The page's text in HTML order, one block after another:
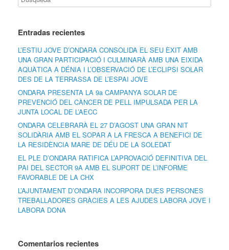
Entradas recientes
L’ESTIU JOVE D’ONDARA CONSOLIDA EL SEU ÈXIT AMB
UNA GRAN PARTICIPACIÓ I CULMINARÀ AMB UNA EIXIDA
AQUÀTICA A DÉNIA I L’OBSERVACIÓ DE L’ECLIPSI SOLAR
DES DE LA TERRASSA DE L’ESPAI JOVE
ONDARA PRESENTA LA 9a CAMPANYA SOLAR DE
PREVENCIÓ DEL CÀNCER DE PELL IMPULSADA PER LA
JUNTA LOCAL DE L’AECC
ONDARA CELEBRARÀ EL 27 D’AGOST UNA GRAN NIT
SOLIDÀRIA AMB EL SOPAR A LA FRESCA A BENEFICI DE
LA RESIDÈNCIA MARE DE DÉU DE LA SOLEDAT
EL PLE D’ONDARA RATIFICA L’APROVACIÓ DEFINITIVA DEL
PAI DEL SECTOR 9A AMB EL SUPORT DE L’INFORME
FAVORABLE DE LA CHX
L’AJUNTAMENT D’ONDARA INCORPORA DUES PERSONES
TREBALLADORES GRÀCIES A LES AJUDES LABORA JOVE I
LABORA DONA
Comentarios recientes